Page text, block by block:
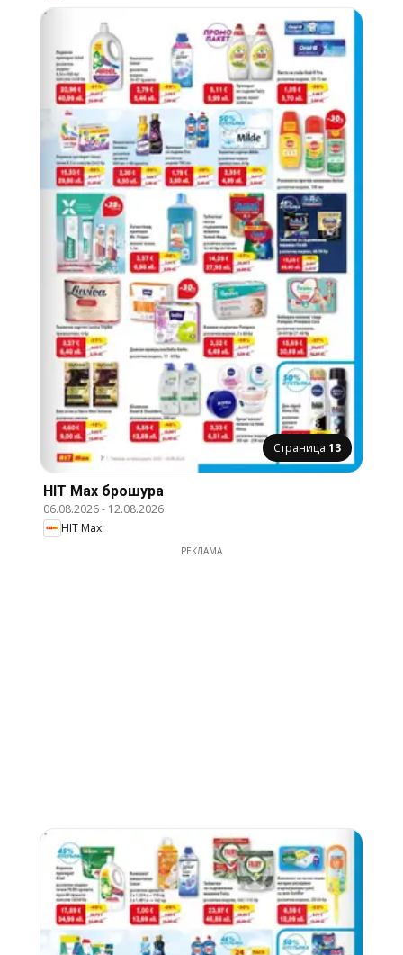
Страница 13
HIT Max брошура
06.08.2026- 12.08.2026
HIT Max
РЕКЛАМА